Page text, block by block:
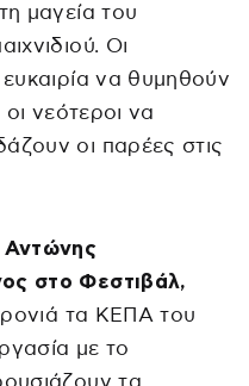
μαγεία του
Οι
να θυμηθούν
νεότεροι να
οι παρέες στις
Αντώνης
στο Φεστιβάλ,
τα ΚΕΠΑ του
με το
τα